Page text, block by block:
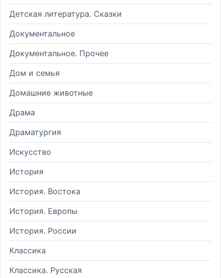
Детская литература. Сказки
Документальное
Документальное. Прочее
Дом и семья
Домашние животные
Драма
Драматургия
Искусство
История
История. Востока
История. Европы
История. России
Классика
Классика. Русская